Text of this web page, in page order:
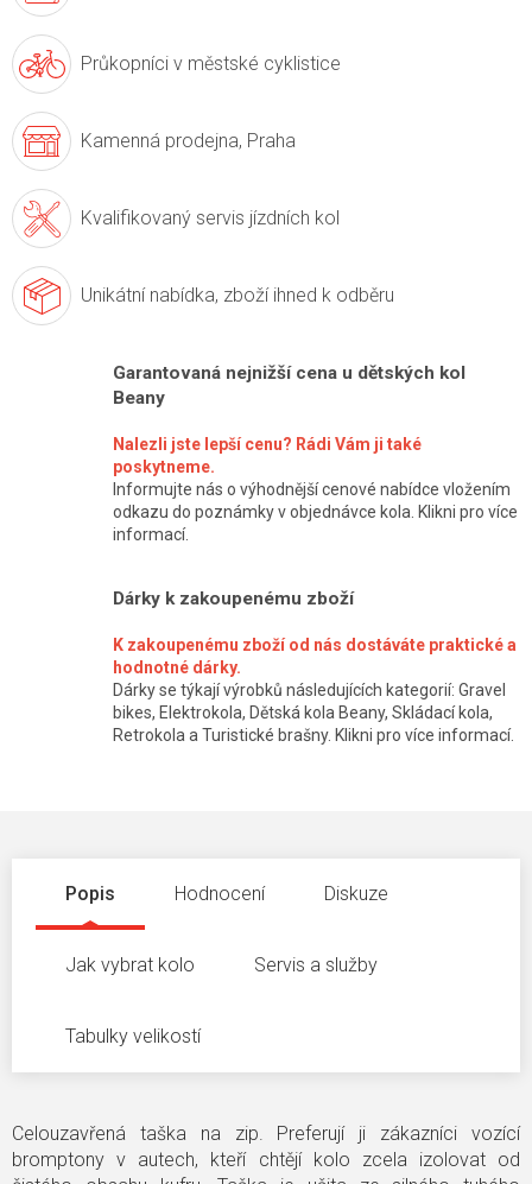
Průkopníci v městské cyklistice
Kamenná prodejna, Praha
Kvalifikovaný servis jízdních kol
Unikátní nabídka, zboží ihned k odběru
Garantovaná nejnižší cena u dětských kol
Beany
Nalezli jste lepší cenu? Rádi Vám ji také
poskytneme.
Informujte nás o výhodnější cenové nabídce vložením
odkazu do poznámky v objednávce kola. Klikni pro více
informací.
Dárky k zakoupenému zboží
K zakoupenému zboží od nás dostáváte praktické a
hodnotné dárky.
Dárky se týkají výrobků následujících kategorií: Gravel
bikes, Elektrokola, Dětská kola Beany, Skládací kola,
Retrokola a Turistické brašny. Klikni pro více informací.
Popis Hodnocení Diskuze
Jak vybrat kolo Servis a služby
Tabulky velikostí
Celouzavřená taška na zip. Preferují ji zákazníci vozící
bromptony v autech, kteří chtějí kolo zcela izolovat od